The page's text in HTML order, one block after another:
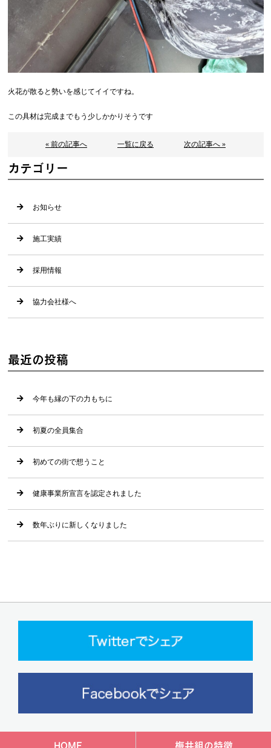
火花が散ると勢いを感じてイイですね。
この具材は完成までもう少しかかりそうです
« 前の記事へ 一覧に戻る 次の記事へ »
カテゴリー
お知らせ
施工実績
採用情報
協力会社様へ
最近の投稿
今年も縁の下の力もちに
初夏の全員集合
初めての街で想うこと
健康事業所宣言を認定されました
数年ぶりに新しくなりました
HOME 梅井組の特徴